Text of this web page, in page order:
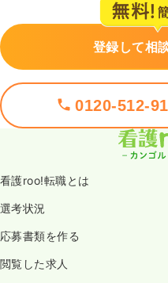
登録して相
0120-512-
看護roo!転職とは
選考状況
応募書類を作る
閲覧した求人